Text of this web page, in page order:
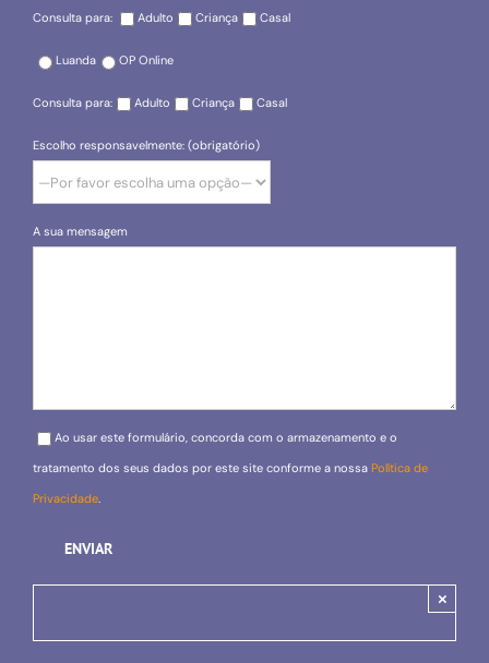
Consulta para: Adulto Criança Casal
Luanda OP Online
Consulta para: Adulto Criança Casal
Escolho responsavelmente: (obrigatório)
A sua mensagem
Please leave this field empty.
Ao usar este formulário, concorda com o armazenamento e o
tratamento dos seus dados por este site conforme a nossa Política de
Privacidade.
×